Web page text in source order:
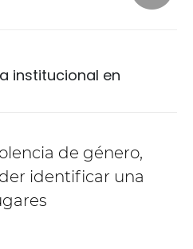
institucional en
de género,
identificar una